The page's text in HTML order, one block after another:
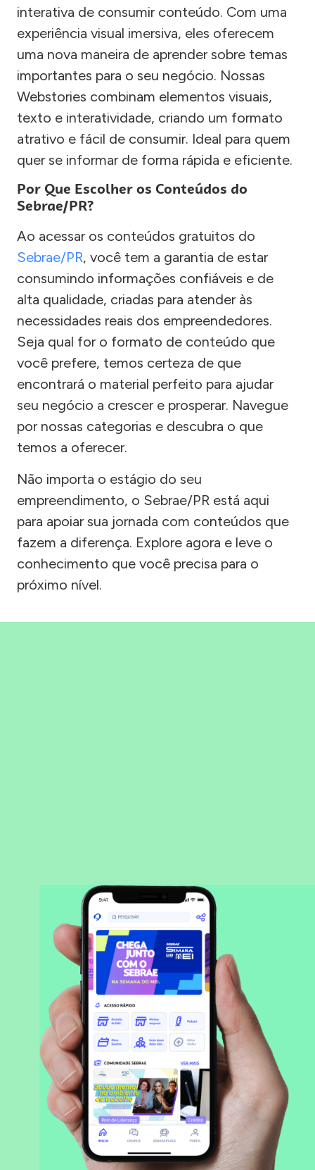
interativa de consumir conteúdo. Com uma
experiência visual imersiva, eles oferecem
uma nova maneira de aprender sobre temas
importantes para o seu negócio. Nossas
Webstories combinam elementos visuais,
texto e interatividade, criando um formato
atrativo e fácil de consumir. Ideal para quem
quer se informar de forma rápida e eficiente.
Por Que Escolher os Conteúdos do
Sebrae/PR?
Ao acessar os conteúdos gratuitos do
Sebrae/PR, você tem a garantia de estar
consumindo informações confiáveis e de
alta qualidade, criadas para atender às
necessidades reais dos empreendedores.
Seja qual for o formato de conteúdo que
você prefere, temos certeza de que
encontrará o material perfeito para ajudar
seu negócio a crescer e prosperar. Navegue
por nossas categorias e descubra o que
temos a oferecer.
Não importa o estágio do seu
empreendimento, o Sebrae/PR está aqui
para apoiar sua jornada com conteúdos que
fazem a diferença. Explore agora e leve o
conhecimento que você precisa para o
próximo nível.